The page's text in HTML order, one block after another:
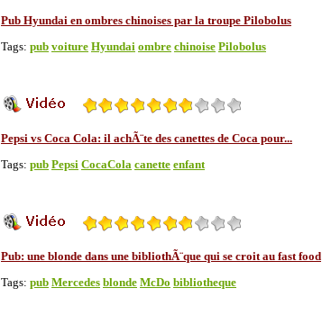
Pub Hyundai en ombres chinoises par la troupe Pilobolus
Tags: pub voiture Hyundai ombre chinoise Pilobolus
Pepsi vs Coca Cola: il achÃ¨te des canettes de Coca pour...
Tags: pub Pepsi CocaCola canette enfant
Pub: une blonde dans une bibliothÃ¨que qui se croit au fast food
Tags: pub Mercedes blonde McDo bibliotheque